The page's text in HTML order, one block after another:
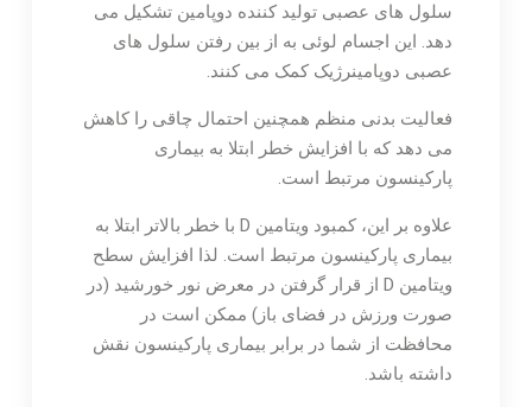
سلول های عصبی تولید کننده دوپامین تشکیل می
دهد. این اجسام لوئی به از بین رفتن سلول های
عصبی دوپامینرژیک کمک می کنند.
فعالیت بدنی منظم همچنین احتمال چاقی را کاهش
می دهد که با افزایش خطر ابتلا به بیماری
پارکینسون مرتبط است.
علاوه بر این، کمبود ویتامین D با خطر بالاتر ابتلا به
بیماری پارکینسون مرتبط است. لذا افزایش سطح
ویتامین D از قرار گرفتن در معرض نور خورشید (در
صورت ورزش در فضای باز) ممکن است در
محافظت از شما در برابر بیماری پارکینسون نقش
داشته باشد.